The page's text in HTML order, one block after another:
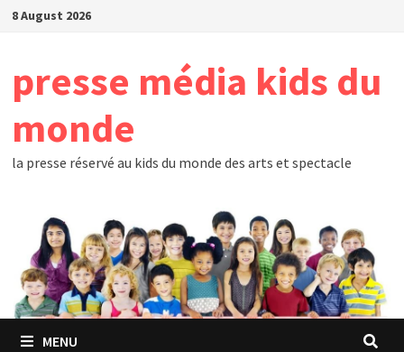
Skip8 August 2026
presse média kids du
monde
la presse réservé au kids du monde des arts et spectacle
MENU